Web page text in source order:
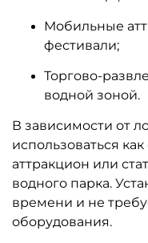
Мобильные
фестивали;
Торгово-
водной зоной.
В зависимости от
использоваться
аттракцион или
водного парка.
времени и не
оборудования.